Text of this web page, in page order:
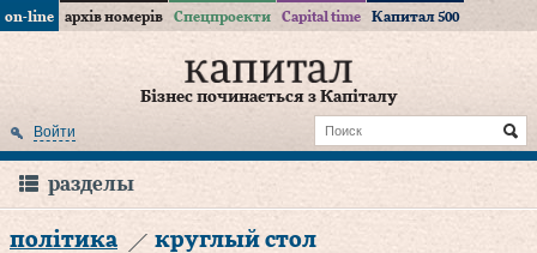
on-line архів номерів Спецпроекти Capital time Капитал 500
Бізнес починається з Капіталу
Войти
разделы
політика круглый стол